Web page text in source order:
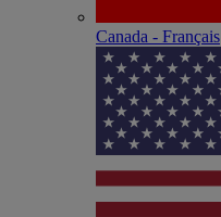
Canada - Français